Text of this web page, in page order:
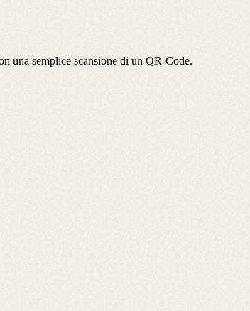
una semplice scansione di un QR-Code.